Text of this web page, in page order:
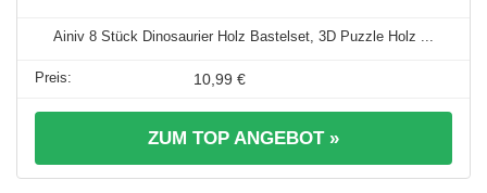
Ainiv 8 Stück Dinosaurier Holz Bastelset, 3D Puzzle Holz ...
10,99 €
ZUM TOP ANGEBOT »